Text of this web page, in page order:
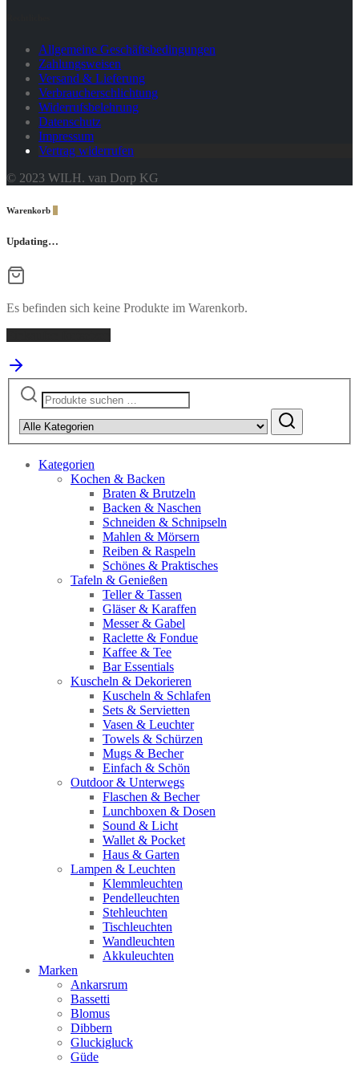
Allgemeine Geschäftsbedingungen
Zahlungsweisen
Versand & Lieferung
Verbraucherschlichtung
Widerrufsbelehrung
Datenschutz
Impressum
Vertrag widerrufen
© 2023 WILH. van Dorp KG
Warenkorb
Updating…
Es befinden sich keine Produkte im Warenkorb.
Suchen
nach:
Kategorien
Kochen & Backen
Braten & Brutzeln
Backen & Naschen
Schneiden & Schnipseln
Mahlen & Mörsern
Reiben & Raspeln
Schönes & Praktisches
Tafeln & Genießen
Teller & Tassen
Gläser & Karaffen
Messer & Gabel
Raclette & Fondue
Kaffee & Tee
Bar Essentials
Kuscheln & Dekorieren
Kuscheln & Schlafen
Sets & Servietten
Vasen & Leuchter
Towels & Schürzen
Mugs & Becher
Einfach & Schön
Outdoor & Unterwegs
Flaschen & Becher
Lunchboxen & Dosen
Sound & Licht
Wallet & Pocket
Haus & Garten
Lampen & Leuchten
Klemmleuchten
Pendelleuchten
Stehleuchten
Tischleuchten
Wandleuchten
Akkuleuchten
Marken
Ankarsrum
Bassetti
Blomus
Dibbern
Gluckigluck
Güde